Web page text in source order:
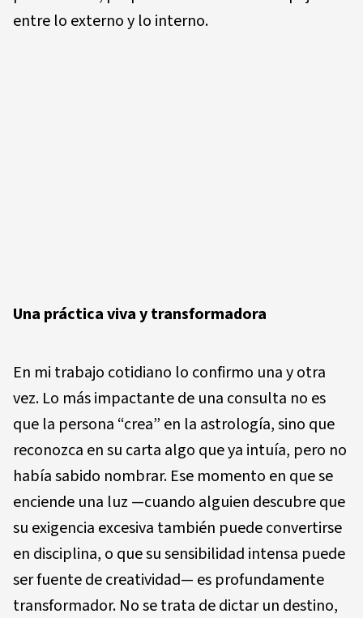
entre lo externo y lo interno.
Una práctica viva y transformadora
En mi trabajo cotidiano lo confirmo una y otra
vez. Lo más impactante de una consulta no es
que la persona “crea” en la astrología, sino que
reconozca en su carta algo que ya intuía, pero no
había sabido nombrar. Ese momento en que se
enciende una luz —cuando alguien descubre que
su exigencia excesiva también puede convertirse
en disciplina, o que su sensibilidad intensa puede
ser fuente de creatividad— es profundamente
transformador. No se trata de dictar un destino,